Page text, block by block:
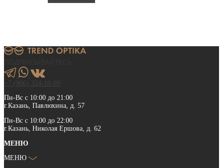
+7 (906) 324-10-89
Пн-Вс с 10:00 до 21:00
г.Казань, Павлюхина, д. 57
Пн-Вс с 10:00 до 22:00
г.Казань, Николая Ершова, д. 62
МЕНЮ
МЕНЮ